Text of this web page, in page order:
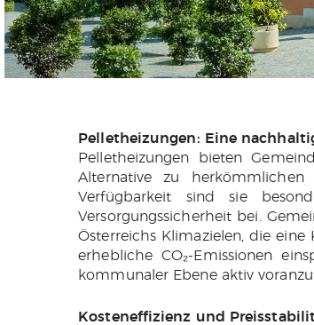
Pelletheizungen: Eine
Pelletheizungen bieten
Alternative zu
Verfügbarkeit sind sie
Versorgungssicherheit bei.
Österreichs Klimazielen, die
erhebliche CO₂-Emissionen
kommunaler Ebene aktiv
Kosteneffizienz und